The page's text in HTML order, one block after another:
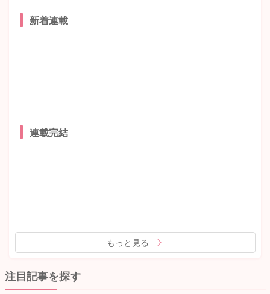
新着連載
連載完結
もっと見る
注目記事を探す